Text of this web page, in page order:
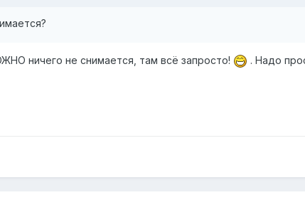
ничего не снимается, там всё запросто!
. Надо